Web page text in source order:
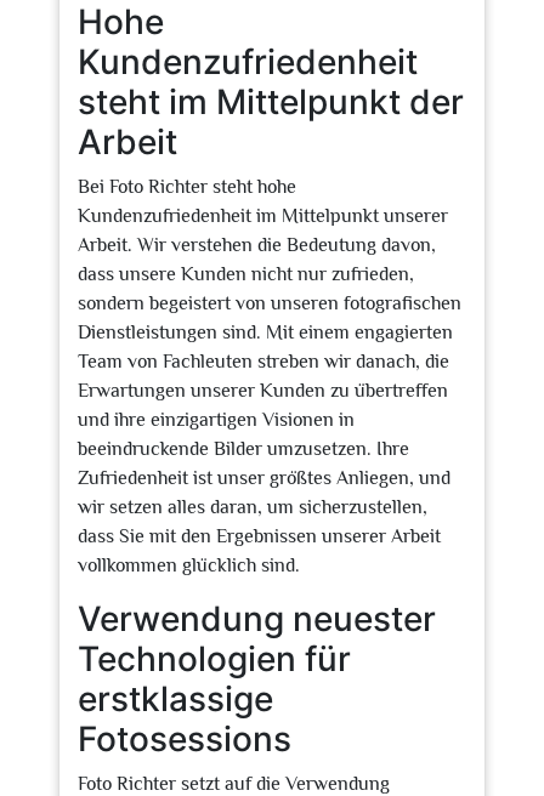
Hohe
Kundenzufriedenheit
steht im Mittelpunkt der
Arbeit
Bei Foto Richter steht hohe
Kundenzufriedenheit im Mittelpunkt unserer
Arbeit. Wir verstehen die Bedeutung davon,
dass unsere Kunden nicht nur zufrieden,
sondern begeistert von unseren fotografischen
Dienstleistungen sind. Mit einem engagierten
Team von Fachleuten streben wir danach, die
Erwartungen unserer Kunden zu übertreffen
und ihre einzigartigen Visionen in
beeindruckende Bilder umzusetzen. Ihre
Zufriedenheit ist unser größtes Anliegen, und
wir setzen alles daran, um sicherzustellen,
dass Sie mit den Ergebnissen unserer Arbeit
vollkommen glücklich sind.
Verwendung neuester
Technologien für
erstklassige
Fotosessions
Foto Richter setzt auf die Verwendung